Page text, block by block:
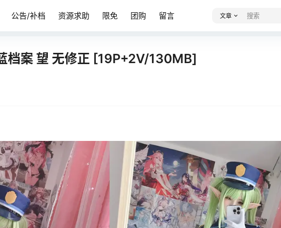
公告/补档 资源求助 限免 团购 留言 文章
档案 望 无修正 [19P+2V/130MB]